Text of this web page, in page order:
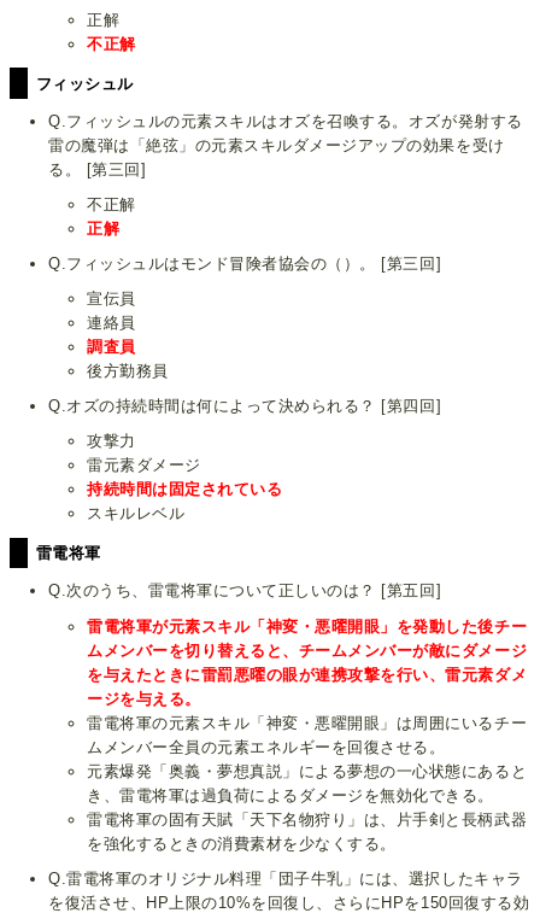
正解
不正解
フィッシュル
Q.フィッシュルの元素スキルはオズを召喚する。オズが発射する
雷の魔弾は「絶弦」の元素スキルダメージアップの効果を受け
る。 [第三回]
不正解
正解
Q.フィッシュルはモンド冒険者協会の（）。 [第三回]
宣伝員
連絡員
調査員
後方勤務員
Q.オズの持続時間は何によって決められる？ [第四回]
攻撃力
雷元素ダメージ
持続時間は固定されている
スキルレベル
雷電将軍
Q.次のうち、雷電将軍について正しいのは？ [第五回]
雷電将軍が元素スキル「神変・悪曜開眼」を発動した後チー
ムメンバーを切り替えると、チームメンバーが敵にダメージ
を与えたときに雷罰悪曜の眼が連携攻撃を行い、雷元素ダメ
ージを与える。
雷電将軍の元素スキル「神変・悪曜開眼」は周囲にいるチー
ムメンバー全員の元素エネルギーを回復させる。
元素爆発「奥義・夢想真説」による夢想の一心状態にあると
き、雷電将軍は過負荷によるダメージを無効化できる。
雷電将軍の固有天賦「天下名物狩り」は、片手剣と長柄武器
を強化するときの消費素材を少なくする。
Q.雷電将軍のオリジナル料理「団子牛乳」には、選択したキャラ
を復活させ、HP上限の10%を回復し、さらにHPを150回復する効